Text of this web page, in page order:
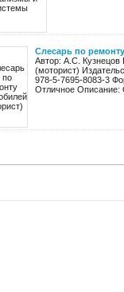
Слесарь по
Автор: А.С. Кузнецов
(моторист)
978-5-7695-8083-3
Отличное Описание: